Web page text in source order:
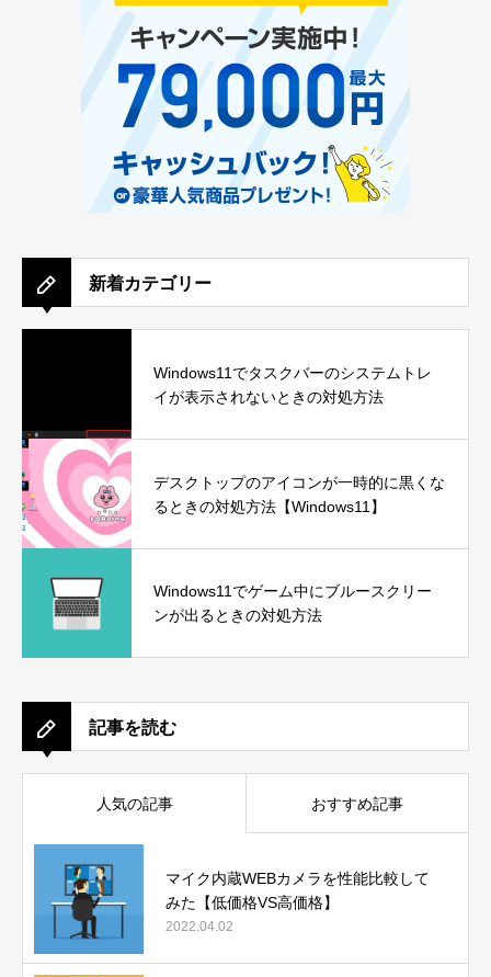
新着カテゴリー
Windows11でタスクバーのシステムトレ
イが表示されないときの対処方法
デスクトップのアイコンが一時的に黒くな
るときの対処方法【Windows11】
Windows11でゲーム中にブルースクリー
ンが出るときの対処方法
記事を読む
人気の記事 おすすめ記事
マイク内蔵WEBカメラを性能比較して
みた【低価格VS高価格】
2022.04.02